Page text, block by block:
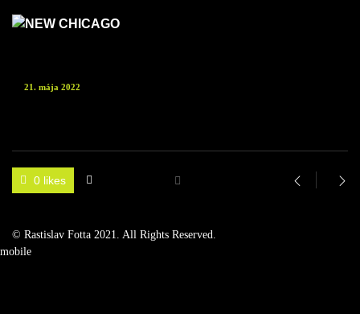
21. mája 2022
0 likes
© Rastislav Fotta 2021. All Rights Reserved.